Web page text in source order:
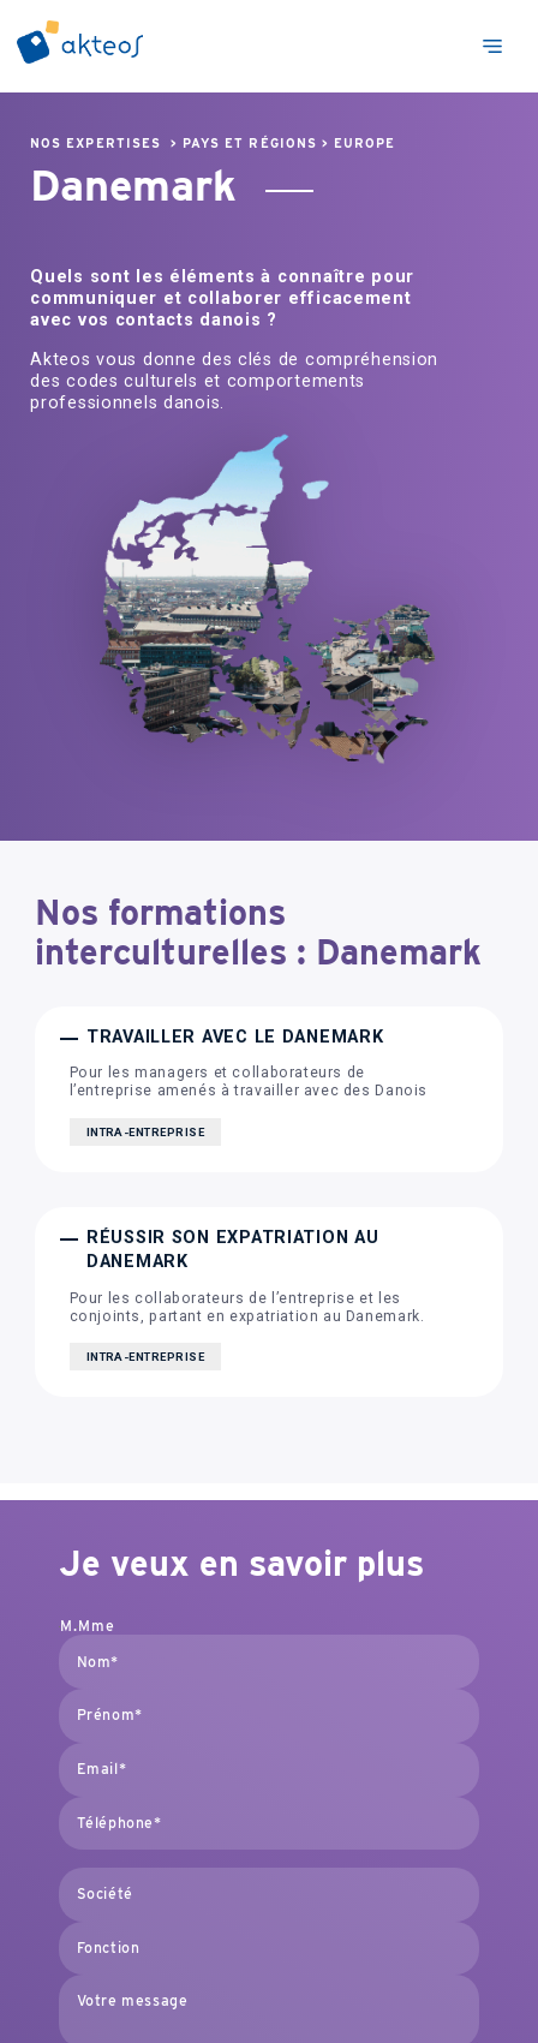
NOS EXPERTISES > PAYS ET RÉGIONS > EUROPE
Danemark
Quels sont les éléments à connaître pour
communiquer et collaborer efficacement
avec vos contacts danois ?
Akteos vous donne des clés de compréhension
des codes culturels et comportements
professionnels danois.
Nos formations
interculturelles : Danemark
TRAVAILLER AVEC LE DANEMARK
Pour les managers et collaborateurs de
l’entreprise amenés à travailler avec des Danois
INTRA-ENTREPRISE
RÉUSSIR SON EXPATRIATION AU
DANEMARK
Pour les collaborateurs de l’entreprise et les
conjoints, partant en expatriation au Danemark.
INTRA-ENTREPRISE
Je veux en savoir plus
M.Mme